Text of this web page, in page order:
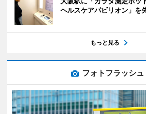
ヘルスケアパビリオン」を
もっと見る
フォトフラッシュ